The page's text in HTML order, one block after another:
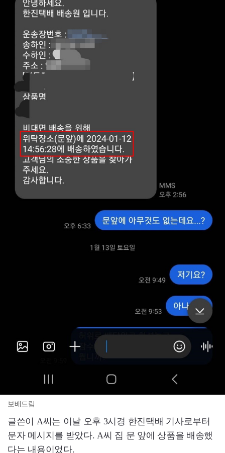
보배드림
글쓴이 A씨는 이날 오후 3시경 한진택배 기사로부터
문자 메시지를 받았다. A씨 집 문 앞에 상품을 배송했
다는 내용이었다.